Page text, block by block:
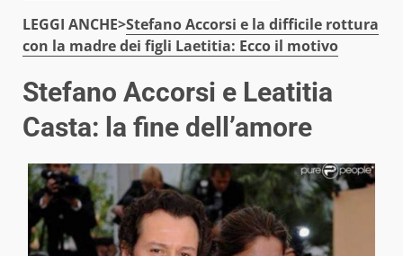
LEGGI ANCHE>Stefano Accorsi e la difficile rottura
con la madre dei figli Laetitia: Ecco il motivo
Stefano Accorsi e Leatitia
Casta: la fine dell’amore